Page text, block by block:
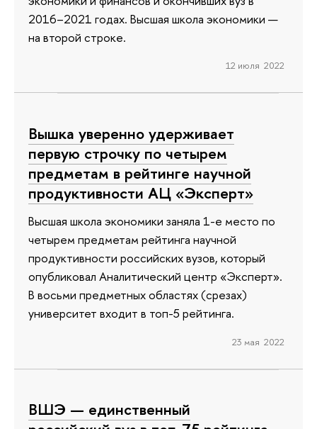
2016–2021 годах. Высшая школа экономики —
на второй строке.
12 июля 2022
Вышка уверенно удерживает
первую строчку по четырем
предметам в рейтинге научной
продуктивности АЦ «Эксперт»
Высшая школа экономики заняла 1-е место по
четырем предметам рейтинга научной
продуктивности российских вузов, который
опубликовал Аналитический центр «Эксперт».
В восьми предметных областях (срезах)
университет входит в топ-5 рейтинга.
23 мая 2022
ВШЭ — единственный